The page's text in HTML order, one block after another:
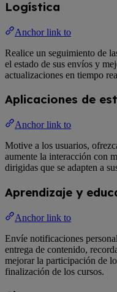
Logística
Anchor link to
Realice un seguimiento de
el estado de sus envíos y
actualizaciones en tiempo
Aplicaciones de
Anchor link to
Motive a los usuarios,
aumente la interacción con
dirigidas que se adapten a
Aprendizaje y
Anchor link to
Envíe notificaciones
entrega de contenido,
mejorar la participación de
finalización de los cursos.